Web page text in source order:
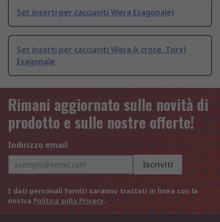
Set inserti per cacciaviti Wera Esagonale)
Set inserti per cacciaviti Wera A croce, Torx)
Esagonale
Rimani aggiornato sulle novità di
prodotto e sulle nostre offerte!
Indirizzo email
Iscriviti
I dati personali forniti saranno trattati in linea con la
nostra Politica sulla Privacy.